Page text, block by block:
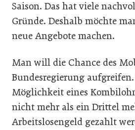
Saison. Das hat viele
Gründe. Deshalb möchte
neue Angebote machen.
Man will die Chance des
Bundesregierung
Möglichkeit eines
nicht mehr als ein Drittel
Arbeitslosengeld gezahlt